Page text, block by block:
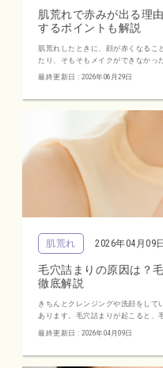
肌荒れで赤みが出る理
するポイントも解説
肌荒れしたときに、顔が赤くなるこ
たり、そもそもメイクができなかっ
最終更新日 : 2026年06月29日
肌荒れ 2026年04月09日
毛穴詰まりの原因は？
徹底解説
きちんとクレンジングや洗顔をして
あります。毛穴詰まりが起こると、
最終更新日 : 2026年04月09日